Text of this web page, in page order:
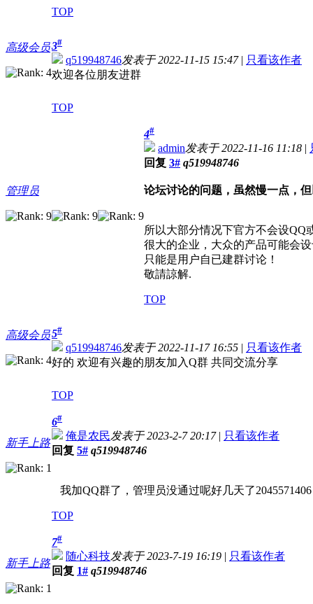
TOP
高级会员3#
q519948746发表于 2022-11-15 15:47| 只看该作者
欢迎各位朋友进群
TOP
管理员
4#
admin发表于 2022-11-16 11:18 |
回复 3# q519948746
论坛讨论的问题，虽然慢一点，
所以大部分情况下官方不会设QQ
很大的企业，大众的产品可能会
只能是用户自已建群讨论！
敬請諒解.
TOP
高级会员5#
q519948746发表于 2022-11-17 16:55 | 只看该作者
好的 欢迎有兴趣的朋友加入Q群 共同交流分享
TOP
新手上路
6#
俺是农民发表于 2023-2-7 20:17| 只看该作者
回复 5# q519948746
我加QQ群了，管理员没通过呢好几天了2045571406
TOP
新手上路
7#
随心科技发表于 2023-7-19 16:19 | 只看该作者
回复 1# q519948746